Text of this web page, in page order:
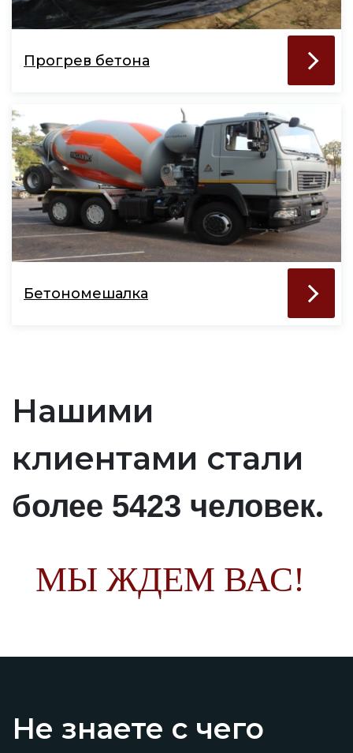
Прогрев бетона
Бетономешалка
Нашими
клиентами стали
более 5423 человек.
МЫ ЖДЕМ ВАС!
Не знаете с чего